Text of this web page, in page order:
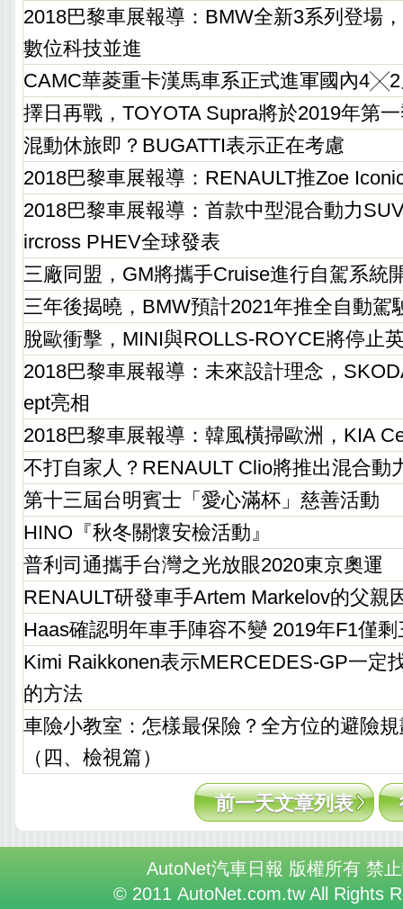
2018巴黎車展報導：BMW全新3系列登場
數位科技並進
CAMC華菱重卡漢馬車系正式進軍國內
擇日再戰，TOYOTA Supra將於2019年第
混動休旅即？BUGATTI表示正在考慮
2018巴黎車展報導：RENAULT推Zoe
2018巴黎車展報導：首款中型混合動力
ircross PHEV全球發表
三廠同盟，GM將攜手Cruise進行自駕系統
三年後揭曉，BMW預計2021年推全自動駕
脫歐衝擊，MINI與ROLLS-ROYCE將停止
2018巴黎車展報導：未來設計理念，
ept亮相
2018巴黎車展報導：韓風橫掃歐洲，KIA
不打自家人？RENAULT Clio將推出混合動
第十三屆台明賓士「愛心滿杯」慈善活動
HINO『秋冬關懷安檢活動』
普利司通攜手台灣之光放眼2020東京奧運
RENAULT研發車手Artem Markelov的父親
Haas確認明年車手陣容不變 2019年F1僅
Kimi Raikkonen表示MERCEDES-GP一定
的方法
車險小教室：怎樣最保險？全方位的避險
（四、檢視篇）
前一天文章列表
AutoNet汽車日報 版權所有 禁
© 2011 AutoNet.com.tw All Rights